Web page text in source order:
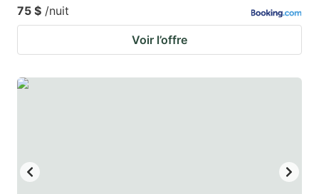
75 $ /nuit
Voir l’offre